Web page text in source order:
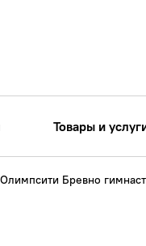
Товары и
Олимпсити Бревно